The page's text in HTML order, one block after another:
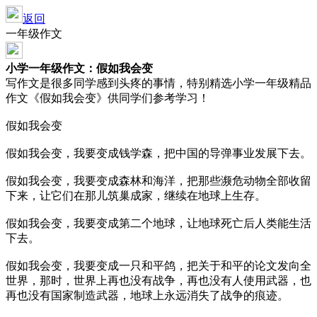
返回
一年级作文
小学一年级作文：假如我会变
写作文是很多同学感到头疼的事情，特别精选小学一年级精品
作文《假如我会变》供同学们参考学习！
假如我会变
假如我会变，我要变成钱学森，把中国的导弹事业发展下去。
假如我会变，我要变成森林和海洋，把那些濒危动物全部收留
下来，让它们在那儿筑巢成家，继续在地球上生存。
假如我会变，我要变成第二个地球，让地球死亡后人类能生活
下去。
假如我会变，我要变成一只和平鸽，把关于和平的论文发向全
世界，那时，世界上再也没有战争，再也没有人使用武器，也
再也没有国家制造武器，地球上永远消失了战争的痕迹。